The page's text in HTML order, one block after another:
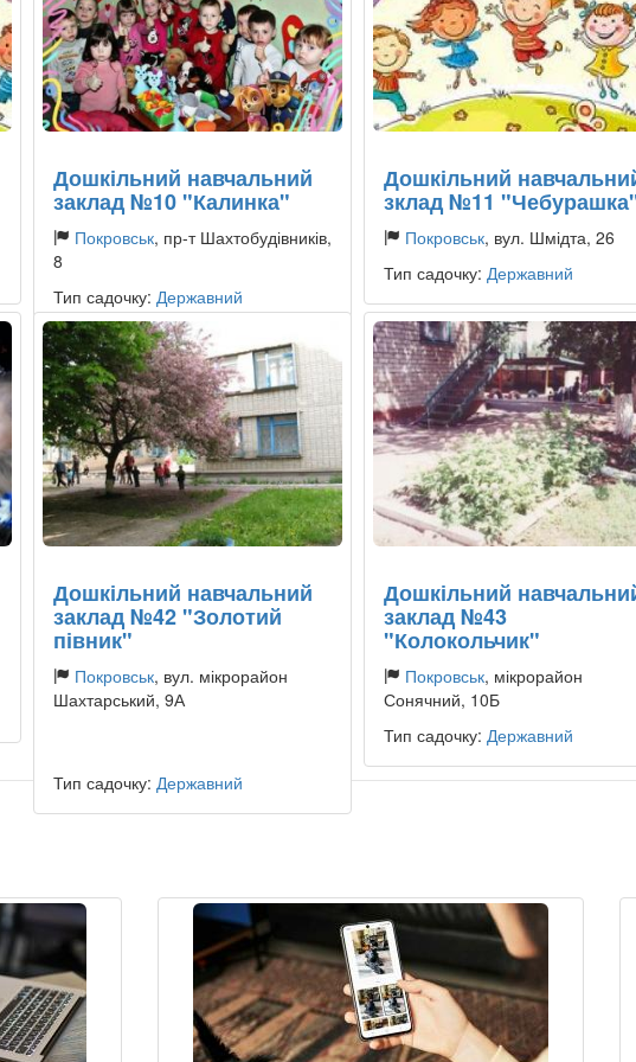
Дошкільний навчальний
заклад №10 "Калинка"
Покровськ, пр-т Шахтобудівників,
8
Тип садочку: Державний
Дошкільний
зклад №11
Покровськ, вул. Шмідта, 26
Тип садочку:Державний
Дошкільний навчальний
заклад №42 "Золотий
півник"
Покровськ, вул. мікрорайон
Шахтарський, 9А
Тип садочку: Державний
Дошкільний
заклад №43
"Колокольчик"
Покровськ, мікрорайон
Сонячний, 10Б
Тип садочку:Державний